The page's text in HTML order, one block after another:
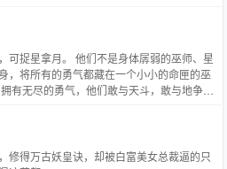
满玄幻色彩的超高武世界生存下去？被迫背
藏霸王身份，广积粮高筑墙了。
可捉星拿月。 他们不是身体孱弱的巫师、星
，将所有的勇气都藏在一个小小的命匣的巫
有无尽的勇气，他们敢与天斗，敢与地争，
然而，没有谁知道，强大的古巫，为什么消
的李铁锤融合异界神血
修得万古妖皇诀，却被白富美女总裁逼的只